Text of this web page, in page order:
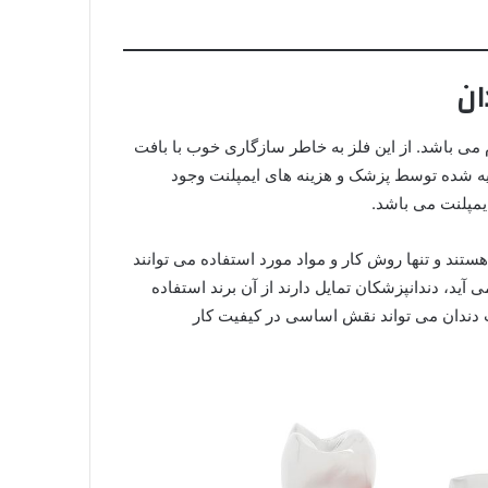
می باشد. از این فلز به خاطر سازگاری خوب با بافت
شده توسط پزشک و هزینه های ایمپلنت وجود
می باشد.
و تنها روش کار و مواد مورد استفاده می توانند
دندانپزشکان تمایل دارند از آن برند استفاده
دندان می تواند نقش اساسی در کیفیت کار